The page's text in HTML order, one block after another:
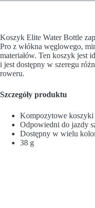
Koszyk Elite Water Bottle
Pro z włókna węglowego,
materiałów. Ten koszyk jest
i jest dostępny w szeregu
roweru.
Szczegóły produktu
Kompozytowe koszyki
Odpowiedni do jazdy
Dostępny w wielu
38 g